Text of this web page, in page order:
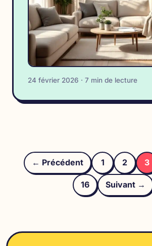
24 février 2026 · 7 min de lecture
des
← Précédent 1 2 3
16 Suivant →